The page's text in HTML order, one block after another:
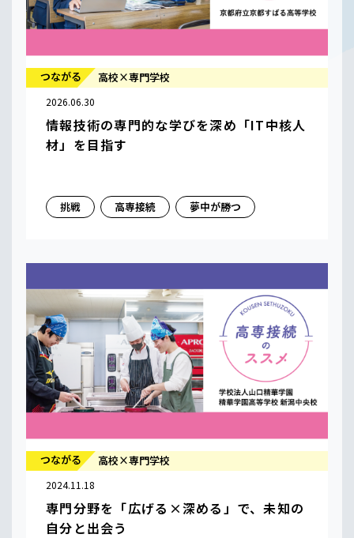
つながる 高校×専門学校
2026.06.30
情報技術の専門的な学びを深め「IT中核人
材」を目指す
挑戦 高専接続 夢中が勝つ
つながる 高校×専門学校
2024.11.18
専門分野を「広げる×深める」で、未知の
自分と出会う